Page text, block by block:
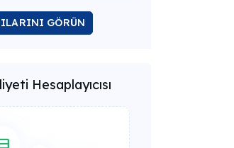
GÖRÜN
Hesaplayıcısı